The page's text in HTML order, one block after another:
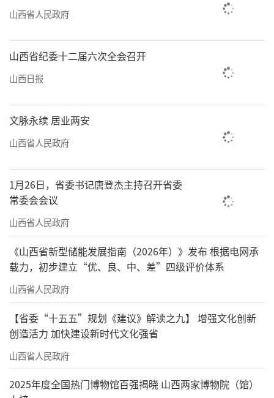
山西省人民政府
山西省纪委十二届六次全会召开
山西日报
文脉永续 居业两安
山西省人民政府
1月26日，省委书记唐登杰主持召开省委
常委会会议
山西省人民政府
《山西省新型储能发展指南（2026年）》发布 根据电网承
载力，初步建立“优、良、中、差”四级评价体系
山西省人民政府
【省委“十五五”规划《建议》解读之九】 增强文化创新
创造活力 加快建设新时代文化强省
山西省人民政府
2025年度全国热门博物馆百强揭晓 山西两家博物院（馆）